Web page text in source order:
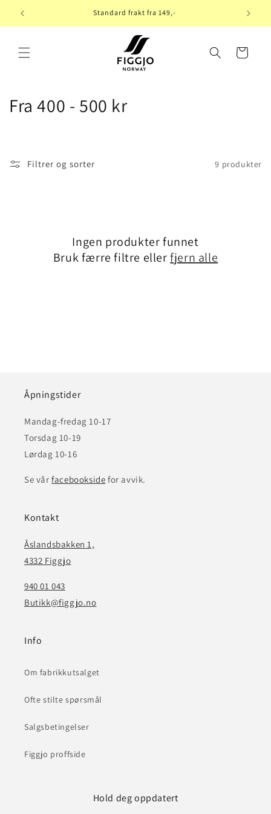
til
Standard frakt fra 149,-
Handlekurv
S
Fra 400 - 500 kr
Filtrer og sorter 9 produkter
Ingen produkter funnet
Bruk færre filtre ellerfjern alle
Åpningstider
Mandag-fredag 10-17
Torsdag 10-19
Lørdag 10-16
Se vårfacebookside for avvik.
Kontakt
Åslandsbakken 1,
4332 Figgjo
940 01 043
Butikk@figgjo.no
Info
Om fabrikkutsalget
Ofte stilte spørsmål
Salgsbetingelser
Figgjo proffside
Hold deg oppdatert